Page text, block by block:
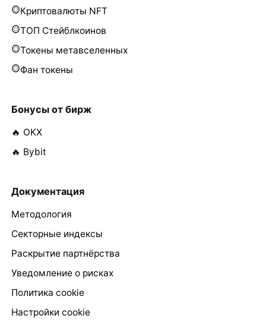
Криптовалюты NFT
ТОП Стейблкоинов
Токены метавселенных
Фан токены
Бонусы от бирж
🔥 OKX
🔥 Bybit
Документация
Методология
Секторные индексы
Раскрытие партнёрства
Уведомление о рисках
Политика cookie
Настройки cookie